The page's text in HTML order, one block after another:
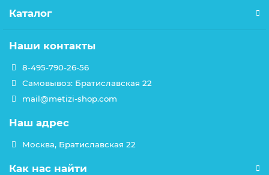
Каталог
Наши контакты
8-495-790-26-56
Самовывоз: Братиславская 22
mail@metizi-shop.com
Наш адрес
Москва, Братиславская 22
Как нас найти